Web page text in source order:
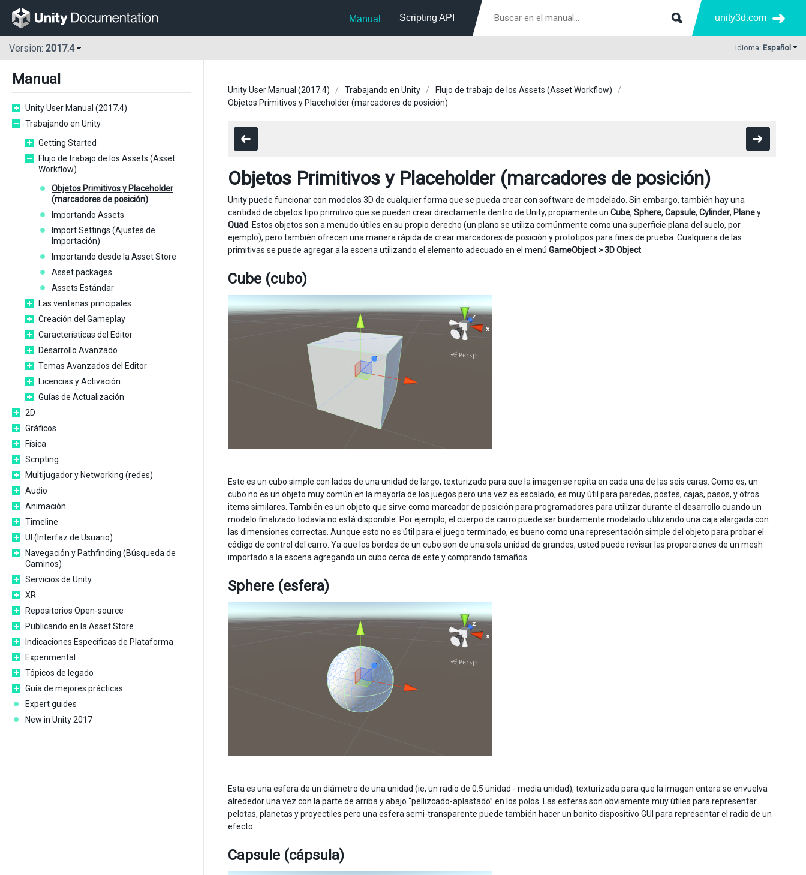
Manual Scripting API unity3d.com
Version: 2017.4 Idioma: Español
Manual
Unity User Manual (2017.4)
Trabajando en Unity
Getting Started
Flujo de trabajo de los Assets (Asset
Workflow)
Objetos Primitivos y Placeholder
(marcadores de posición)
Importando Assets
Import Settings (Ajustes de
Importación)
Importando desde la Asset Store
Asset packages
Assets Estándar
Las ventanas principales
Creación del Gameplay
Características del Editor
Desarrollo Avanzado
Temas Avanzados del Editor
Licencias y Activación
Guías de Actualización
2D
Gráficos
Física
Scripting
Multijugador y Networking (redes)
Audio
Animación
Timeline
UI (Interfaz de Usuario)
Navegación y Pathfinding (Búsqueda de
Caminos)
Servicios de Unity
XR
Repositorios Open-source
Publicando en la Asset Store
Indicaciones Específicas de Plataforma
Experimental
Tópicos de legado
Guía de mejores prácticas
Expert guides
New in Unity 2017
Unity User Manual (2017.4) Trabajando en Unity
Flujo de trabajo de los Assets (Asset Workflow)
Objetos Primitivos y Placeholder (marcadores de posición)
Objetos Primitivos y Placeholder (marcadores de posición)
Unity puede funcionar con modelos 3D de cualquier forma que se pueda crear con software de modelado. Sin embargo, también hay una
cantidad de objetos tipo primitivo que se pueden crear directamente dentro de Unity, propiamente un Cube, Sphere, Capsule, Cylinder, Planey
Quad . Estos objetos son a menudo útiles en su propio derecho (un plano se utiliza comúnmente como una superficie plana del suelo, por
ejemplo), pero también ofrecen una manera rápida de crear marcadores de posición y prototipos para fines de prueba. Cualquiera de las
primitivas se puede agregar a la escena utilizando el elemento adecuado en el menú GameObject > 3D Object
Cube (cubo)
Este es un cubo simple con lados de una unidad de largo, texturizado para que la imagen se repita en cada una de las seis caras. Como es, un
cubo no es un objeto muy común en la mayoría de los juegos pero una vez es escalado, es muy útil para paredes, postes, cajas, pasos, y otros
items similares. También es un objeto que sirve como marcador de posición para programadores para utilizar durante el desarrollo cuando un
modelo finalizado todavía no está disponible. Por ejemplo, el cuerpo de carro puede ser burdamente modelado utilizando una caja alargada con
las dimensiones correctas. Aunque esto no es útil para el juego terminado, es bueno como una representación simple del objeto para probar el
código de control del carro. Ya que los bordes de un cubo son de una sola unidad de grandes, usted puede revisar las proporciones de un mesh
importado a la escena agregando un cubo cerca de este y comprando tamaños.
Sphere (esfera)
Esta es una esfera de un diámetro de una unidad (ie, un radio de 0.5 unidad - media unidad), texturizada para que la imagen entera se envuelva
alrededor una vez con la parte de arriba y abajo “pellizcado-aplastado” en los polos. Las esferas son obviamente muy útiles para representar
pelotas, planetas y proyectiles pero una esfera semi-transparente puede también hacer un bonito dispositivo GUI para representar el radio de un
efecto.
Capsule (cápsula)